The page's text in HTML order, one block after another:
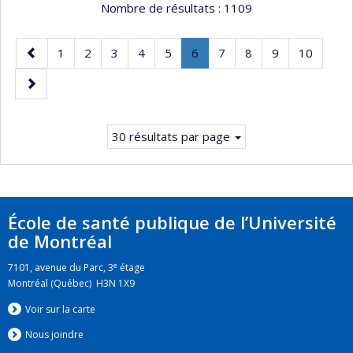
Nombre de résultats : 1109
Page
précédente
Page
1 Page
2 Page
3 Page
4 Page
5 Page
6
Page
Page
7 Page
8 Page
9 Page
10
Page
suivante
30 résultats par page
École de santé publique de l’Université
de Montréal
7101, avenue du Parc, 3e étage
Montréal (Québec) H3N 1X9
Voir sur la carte
Nous joindre